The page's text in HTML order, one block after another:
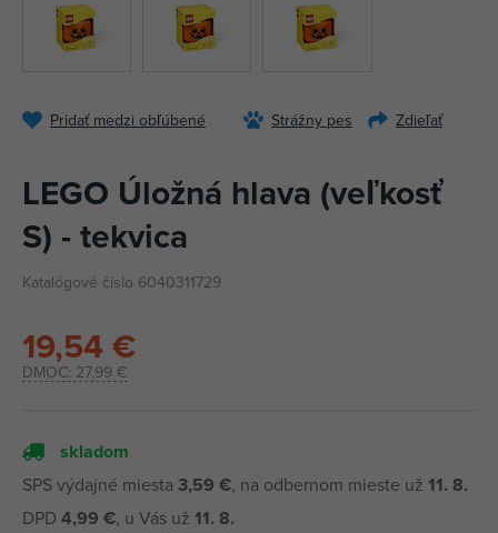
Pridať medzi obľúbené Strážny pes Zdieľať
LEGO Úložná hlava (veľkosť
S) - tekvica
Katalógové číslo 6040311729
DMOC: 27,99 €
19,54 €
skladom
SPS výdajné miesta 3,59 €, na odbernom mieste už 11. 8.
DPD 4,99 €, u Vás už 11. 8.